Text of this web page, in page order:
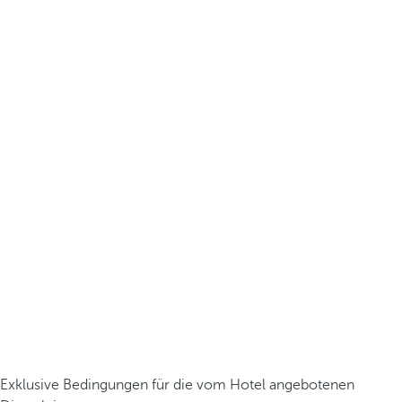
Exklusive Bedingungen für die vom Hotel angebotenen